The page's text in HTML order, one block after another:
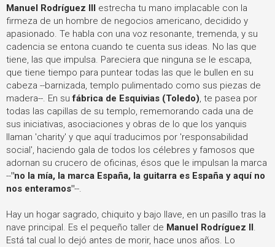
Manuel Rodríguez III estrecha tu mano implacable con la
firmeza de un hombre de negocios americano, decidido y
apasionado. Te habla con una voz resonante, tremenda, y su
cadencia se entona cuando te cuenta sus ideas. No las que
tiene, las que impulsa. Pareciera que ninguna se le escapa,
que tiene tiempo para puntear todas las que le bullen en su
cabeza --barnizada, templo pulimentado como sus piezas de
madera--. En sufábrica de Esquivias (Toledo), te pasea por
todas las capillas de su templo, rememorando cada una de
sus iniciativas, asociaciones y obras de lo que los yanquis
llaman 'charity' y que aquí traducimos por 'responsabilidad
social', haciendo gala de todos los célebres y famosos que
adornan su crucero de oficinas, ésos que le impulsan la marca
--"no la mía, la marca España, la guitarra es España y aquí no
nos enteramos"--.
Hay un hogar sagrado, chiquito y bajo llave, en un pasillo tras la
nave principal. Es el pequeño taller de Manuel Rodríguez II .
Está tal cual lo dejó antes de morir, hace unos años. Lo